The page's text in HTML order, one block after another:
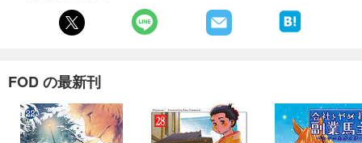
あらすじを表示する
試し読み
あらすじを表示する
FOD の最新刊